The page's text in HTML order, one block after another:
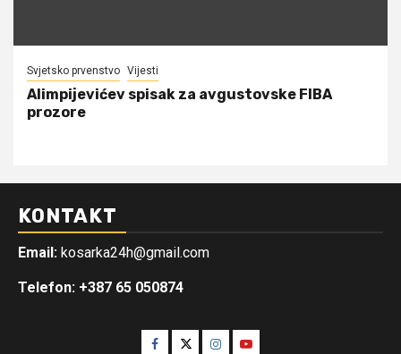
Svjetsko prvenstvo Vijesti
Alimpijevićev spisak za avgustovske FIBA
prozore
KONTAKT
Email: kosarka24h@gmail.com
Telefon: +387 65 050874
Facebook
TwitterInstagram
Youtube